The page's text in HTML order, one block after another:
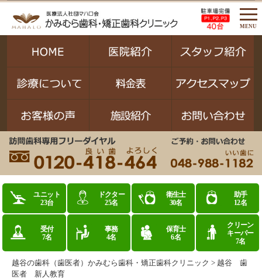
MENU
ユニット
23台
ドクター
25名
衛生士
30名
助手
12名
受付
7名
事務
4名
保育士
6名
クリーン
キーパー
7名
越谷の歯科（歯医者）かみむら歯科・矯正歯科クリニック > 越谷 歯
医者 新人教育